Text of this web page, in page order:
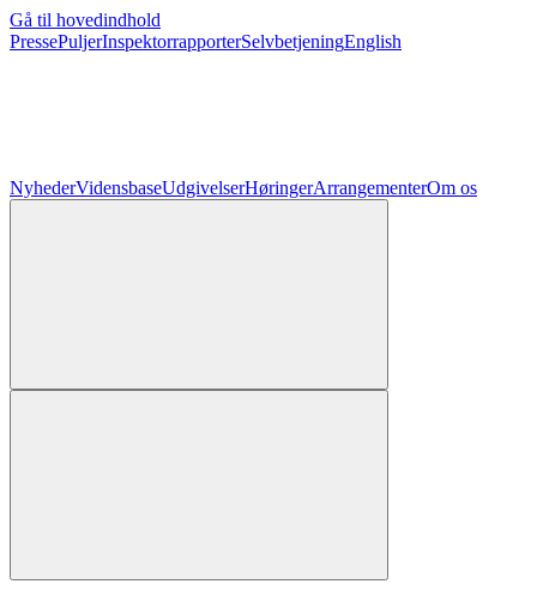
Gå til hovedindhold
PressePuljerInspektorrapporterSelvbetjeningEnglish
NyhederVidensbaseUdgivelserHøringerArrangementerOm os